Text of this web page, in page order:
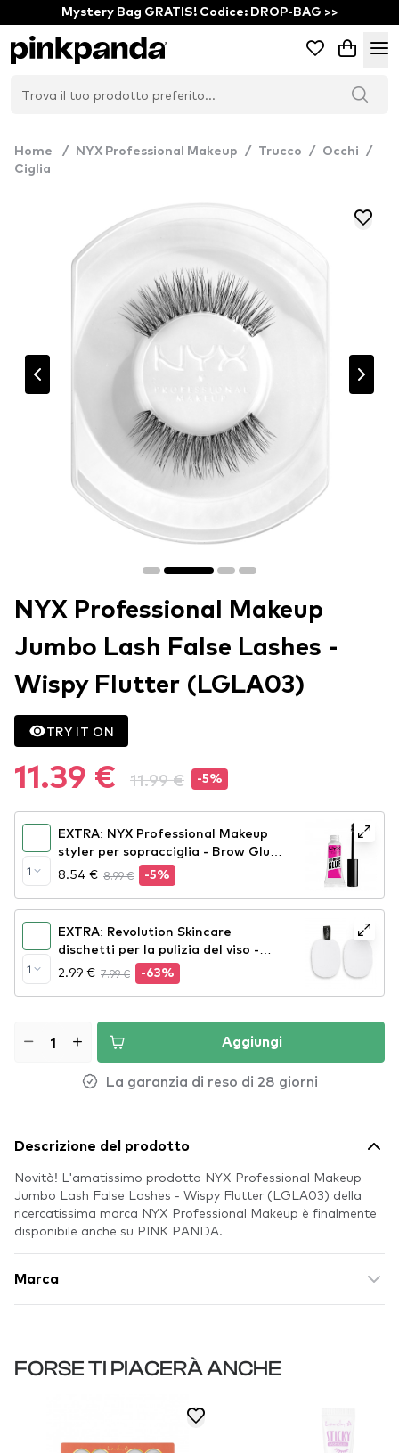
Mystery Bag GRATIS! Codice: DROP-BAG >>
Home / NYX Professional Makeup / Trucco / Occhi
/
Ciglia
NYX Professional Makeup
Jumbo Lash False Lashes -
Wispy Flutter (LGLA03)
TRY IT ON
11.39 € 11.99 € -5%
1
EXTRA: NYX Professional Makeup
styler per sopracciglia - Brow Glue
Instant Brow Styler
8.54 € 8.99 € -5%
1
EXTRA: Revolution Skincare
dischetti per la pulizia del viso -
Soft Cleansing Sponges
2.99 € 7.99 € -63%
Aggiungi
La garanzia di reso di 28 giorni
Descrizione del prodotto
Novità! L'amatissimo prodotto NYX Professional Makeup
Jumbo Lash False Lashes - Wispy Flutter (LGLA03) della
ricercatissima marca NYX Professional Makeup è finalmente
disponibile anche su PINK PANDA.
Marca
FORSE TI PIACERÀ ANCHE